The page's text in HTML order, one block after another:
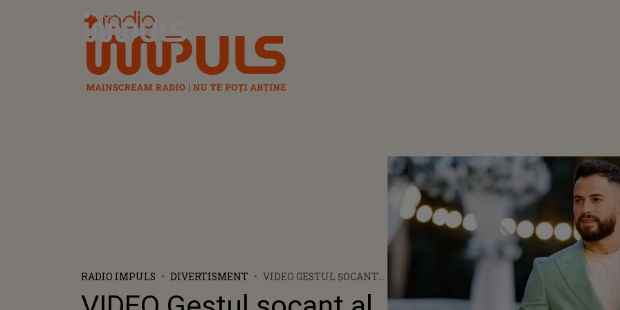
Radio Impuls
RADIO IMPULS DIVERTISMENT
VIDEO GESTUL ȘOCANT
DESCALIFICAREA DIN